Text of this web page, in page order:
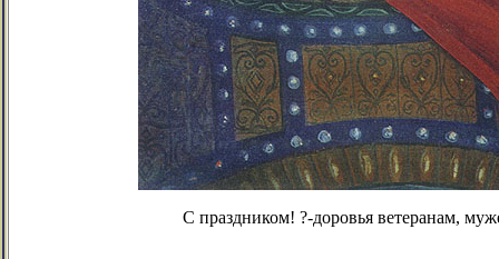
С праздником! ?-доровья ветеранам,